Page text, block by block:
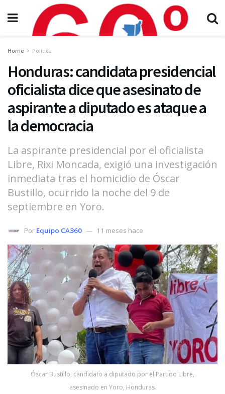
Home Política
Honduras: candidata presidencial
oficialista dice que asesinato de
aspirante a diputado es ataque a
la democracia
La aspirante presidencial por el oficialista
Libre, Rixi Moncada, exigió una investigación
inmediata tras el homicidio de Óscar
Bustillo, ocurrido la noche del 9 de
septiembre en Yoro.
Por Equipo CA360 11 meses hace
Óscar Bustillo, candidato a diputado por el Partido Libre,
asesinado en Yoro, Honduras.